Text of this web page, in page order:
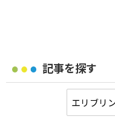
記事を探す